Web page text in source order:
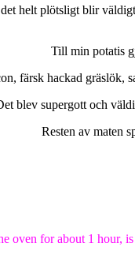
helt plötsligt blir
Till min potatis
färsk hackad gräslök,
blev supergott och
Resten av maten
for about 1 hour,